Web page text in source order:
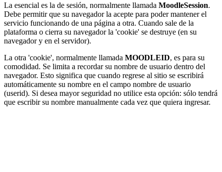
La esencial es la de sesión, normalmente llamada MoodleSession.
Debe permitir que su navegador la acepte para poder mantener el
servicio funcionando de una página a otra. Cuando sale de la
plataforma o cierra su navegador la 'cookie' se destruye (en su
navegador y en el servidor).
La otra 'cookie', normalmente llamada MOODLEID, es para su
comodidad. Se limita a recordar su nombre de usuario dentro del
navegador. Esto significa que cuando regrese al sitio se escribirá
automáticamente su nombre en el campo nombre de usuario
(userid). Si desea mayor seguridad no utilice esta opción: sólo tendrá
que escribir su nombre manualmente cada vez que quiera ingresar.